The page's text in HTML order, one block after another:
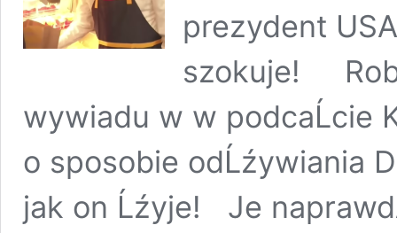
prezydent
szokuje!
wywiadu w w podcaĹcie
o sposobie odĹźywiania
jak on Ĺźyje! Je